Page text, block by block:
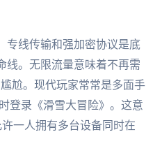
专线传输和强加密协议是底
线。无限流量意味着不再需
尬。现代玩家常常是多面手
登录《滑雪大冒险》。这意
一人拥有多台设备同时在